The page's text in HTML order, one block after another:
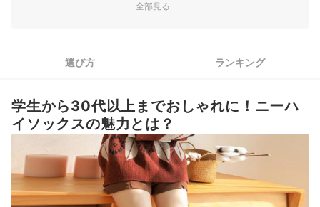
ニーハイストッキングもおすすめ！
ニーハイソックスの売れ筋ランキングもチェック！
全部見る
選び方 ランキング
学生から30代以上までおしゃれに！ニーハ
イソックスの魅力とは？